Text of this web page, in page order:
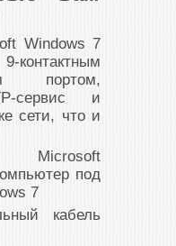
Windows 7
портом,
сервис и
сети, что и
под
7
кабель